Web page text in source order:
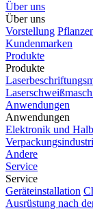
Über uns
Über uns
Vorstellung
Kundenmarken
Produkte
Produkte
Anwendungen
Anwendungen
Elektronik und
Andere
Service
Service
Geräteinstallation
Ausrüstung nach